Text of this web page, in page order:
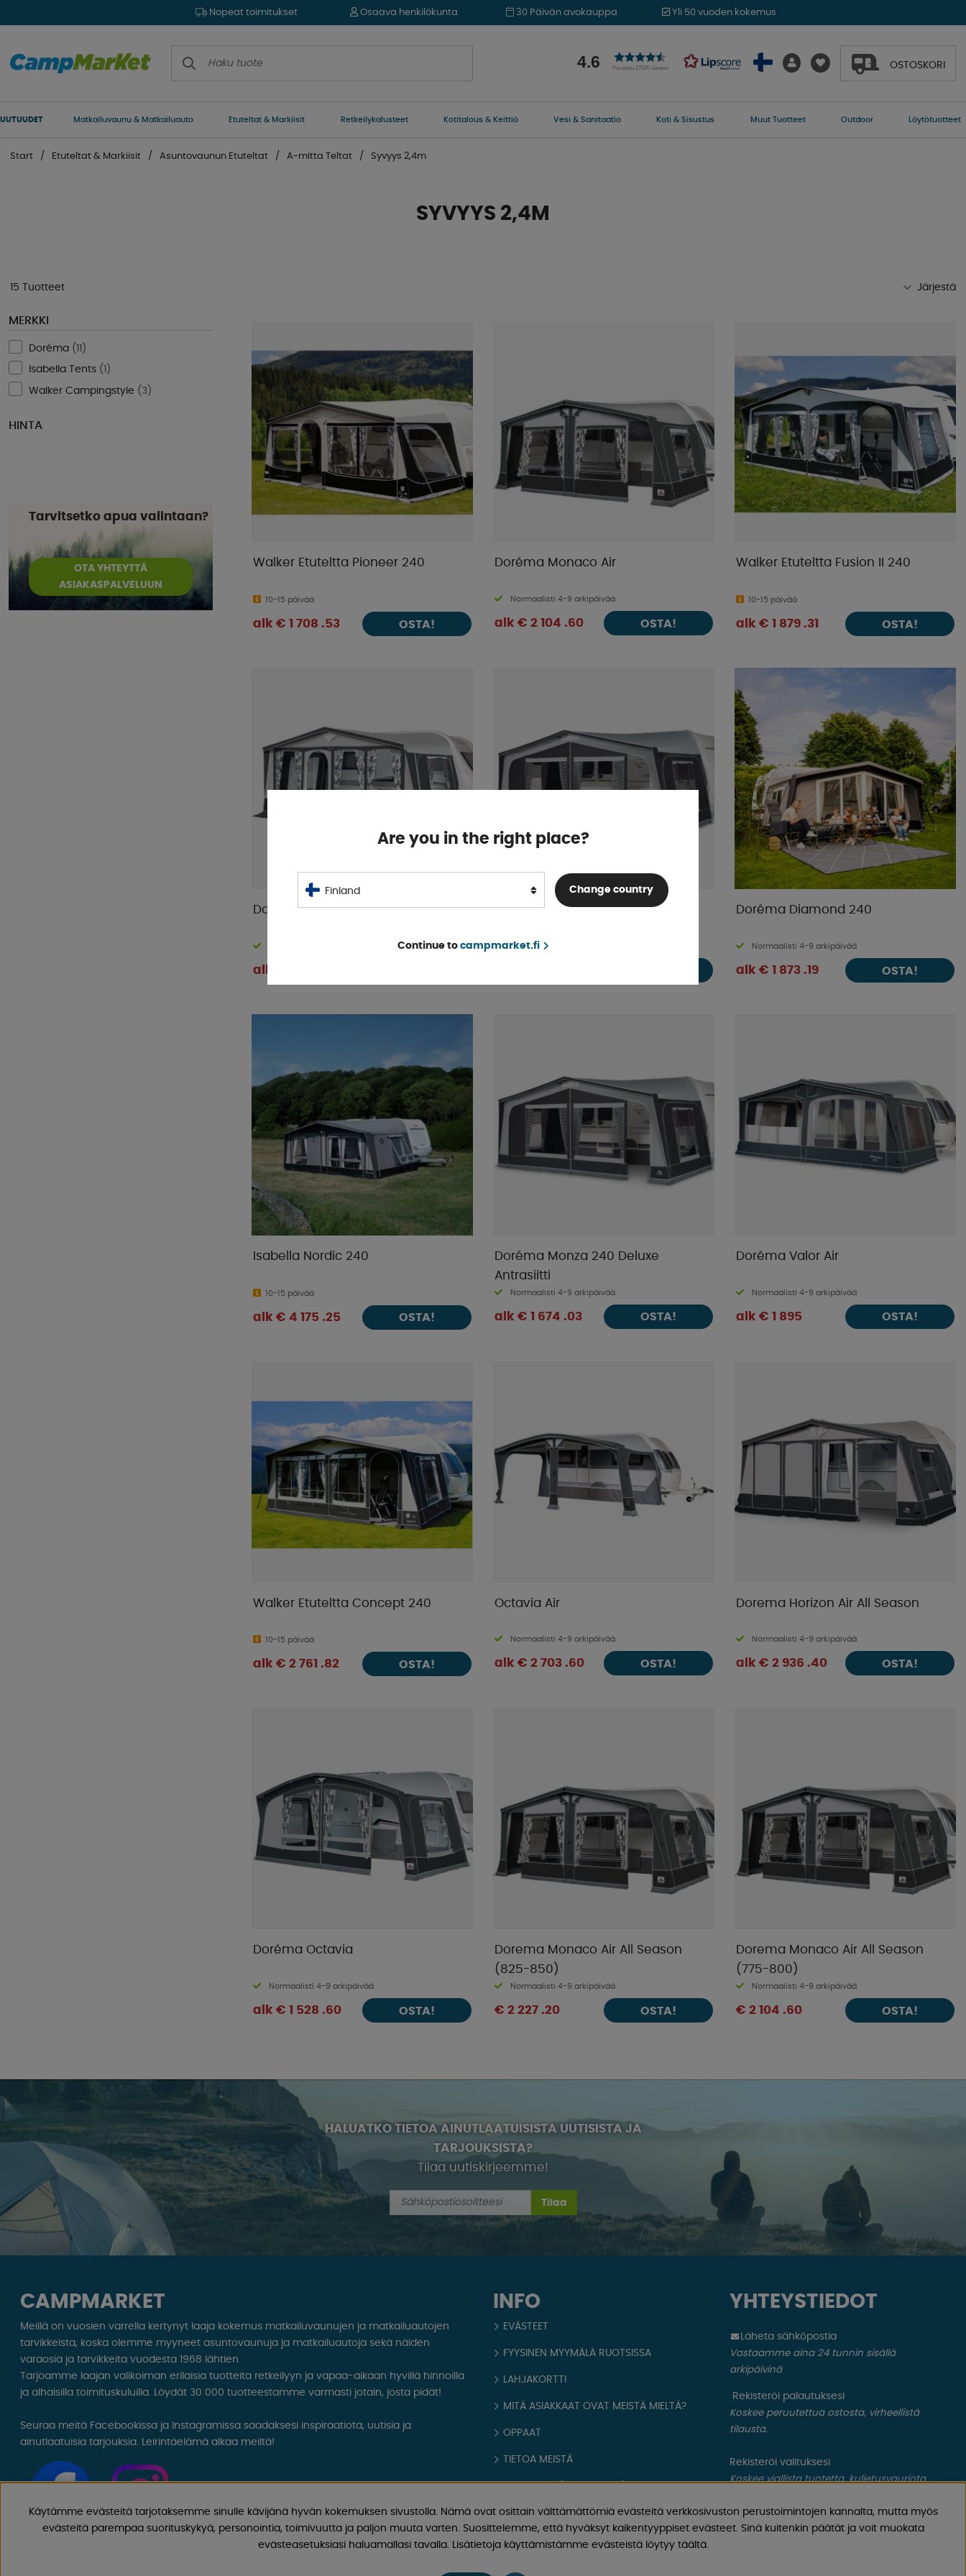
Nopeat toimitukset Osaava henkilökunta 30 Päivän avokauppa Yli 50 vuoden kokemus
4.6 Perustuu 27020 ääneen OSTOSKORI
UUTUUDET Matkailuvaunu & Matkailuauto Etuteltat & Markiisit Retkeilykalusteet Kotitalous & Keittiö Vesi & Sanitaatio Koti & Sisustus Muut Tuotteet Outdoor Löytötuotteet
Start Etuteltat & Markiisit Asuntovaunun Etuteltat A-mitta Teltat Syvyys 2,4m
SYVYYS 2,4M
Järjestä
Nimet A-Ö
Nimet Ö-A
Alin hinta
Korkein hinta
Tuotemerkki
Julkistamispäivä
15 Tuotteet
MERKKI
Doréma ( )
Isabella Tents ( )
Walker Campingstyle ( 3 )
HINTA
Tarvitsetko apua valintaan?
OTA YHTEYTTÄ
ASIAKASPALVELUUN
Walker Etuteltta Pioneer 240
10-15 päivää
alk € 1 708 .53 OSTA!
Doréma Monaco Air
Normaalisti 4-9 arkipäivää
alk € 2 104 .60 OSTA!
Walker Etuteltta Fusion II 240
10-15 päivää
alk € 1 879 .31 OSTA!
Doréma Ibiza 240
alk € 1 439 .70
Doréma Monza 240 Antrasiitti
Varastossa
Doréma Diamond 240
Normaalisti 4-9 arkipäivää
alk € 1 873 .19 OSTA!
Isabella Nordic 240
10-15 päivää
alk € 4 175 .25 OSTA!
Doréma Monza 240 Deluxe
Antrasiitti
Normaalisti 4-9 arkipäivää
alk € 1 674 .03 OSTA!
Doréma Valor Air
Normaalisti 4-9 arkipäivää
alk € 1 895 OSTA!
Walker Etuteltta Concept 240
10-15 päivää
alk € 2 761 .82 OSTA!
Octavia Air
Normaalisti 4-9 arkipäivää
alk € 2 703 .60 OSTA!
Dorema Horizon Air All Season
Normaalisti 4-9 arkipäivää
alk € 2 936 .40 OSTA!
Doréma Octavia
Normaalisti 4-9 arkipäivää
alk € 1 528 .60 OSTA!
Dorema Monaco Air All Season
(825-850)
Normaalisti 4-9 arkipäivää
€ 2 227 .20 OSTA!
Dorema Monaco Air All Season
(775-800)
Normaalisti 4-9 arkipäivää
€ 2 104 .60 OSTA!
Are you in the right place?
Finland Change country
Continue to campmarket.fi
HALUATKO TIETOA AINUTLAATUISISTA UUTISISTA JA
TARJOUKSISTA?
Tilaa uutiskirjeemme!
Tilaa
INFO
EVÄSTEET
FYYSINEN MYYMÄLÄ RUOTSISSA
LAHJAKORTTI
MITÄ ASIAKKAAT OVAT MEISTÄ MIELTÄ?
OPPAAT
TIETOA MEISTÄ
FAQ - YLEISIÄ KYSYMYKSIÄ
OSTOEHDOT
Kirjaudu sisään
YHTEYSTIEDOT
Läheta sähköpostia
Vastaamme aina 24 tunnin sisällä
arkipäivinä
Rekisteröi palautuksesi
Koskee peruutettua ostosta, virheellistä
tilausta.
Rekisteröi valituksesi
Koskee viallista tuotetta, kuljetusvauriota
CAMPMARKET
Meillä on vuosien varrella kertynyt laaja kokemus matkailuvaunujen ja matkailuautojen
tarvikkeista, koska olemme myyneet asuntovaunuja ja matkailuautoja sekä näiden
varaosia ja tarvikkeita vuodesta 1968 lähtien.
Tarjoamme laajan valikoiman erilaisia ​​tuotteita retkeilyyn ja vapaa-aikaan hyvillä hinnoilla
ja alhaisilla toimituskuluilla. Löydät 30 000 tuotteestamme varmasti jotain, josta pidät!
Seuraa meitä Facebookissa ja Instagramissa saadaksesi inspiraatiota, uutisia ja
ainutlaatuisia tarjouksia. Leirintäelämä alkaa meiltä!
Käytämme evästeitä tarjotaksemme sinulle kävijänä hyvän kokemuksen sivustolla. Nämä ovat osittain välttämättömiä evästeitä verkkosivuston perustoimintojen kannalta, mutta myös
evästeitä parempaa suorituskykyä, personointia, toimivuutta ja paljon muuta varten. Suosittelemme, että hyväksyt kaikentyyppiset evästeet. Sinä kuitenkin päätät ja voit muokata
evästeasetuksiasi haluamallasi tavalla. Lisätietoja käyttämistämme evästeistä löytyy täältä.